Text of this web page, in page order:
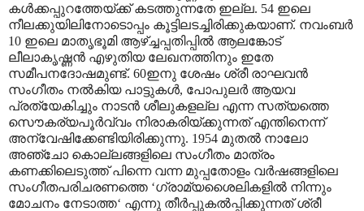
കൾക്കപ്പുറത്തേയ്ക്ക് കടത്തുന്നതേ ഇല്ല. 54 ഇലെ
നീലക്കുയിലിനോടൊപ്പം കൂട്ടിലടച്ചിരിക്കുകയാണ്. നവംബർ
10 ഇലെ മാതൃഭൂമി ആഴ്ച്ചപ്പതിപ്പിൽ ആലങ്കോട്
ലീലാകൃഷ്ണൻ എഴുതിയ ലേഖനത്തിനും ഇതേ
സമീപനദോഷമുണ്ട്. 60ഇനു ശേഷം ശ്രീ രാഘവൻ
സംഗീതം നൽകിയ പാട്ടുകൾ, പോപുലർ ആയവ
പ്രത്യേകിച്ചും നാടൻ ശീലുകളല്ല എന്ന സത്യത്തെ
സൌകര്യപൂർവ്വം നിരാകരിയ്ക്കുന്നത് എന്തിനെന്ന്
അന്വേഷിക്കേണ്ടിയിരിക്കുന്നു. 1954 മുതൽ നാലോ
അഞ്ചോ കൊല്ലങ്ങളിലെ സംഗീതം മാത്രം
കണക്കിലെടുത്ത് പിന്നെ വന്ന മുപ്പതോളം വർഷങ്ങളിലെ
സംഗീതപരിചരണത്തെ ‘ഗ്രാമ്യശൈലികളിൽ നിന്നും
മോചനം നേടാത്ത‘ എന്നു തീർപ്പുകൽ‌പ്പിക്കുന്നത് ശ്രീ